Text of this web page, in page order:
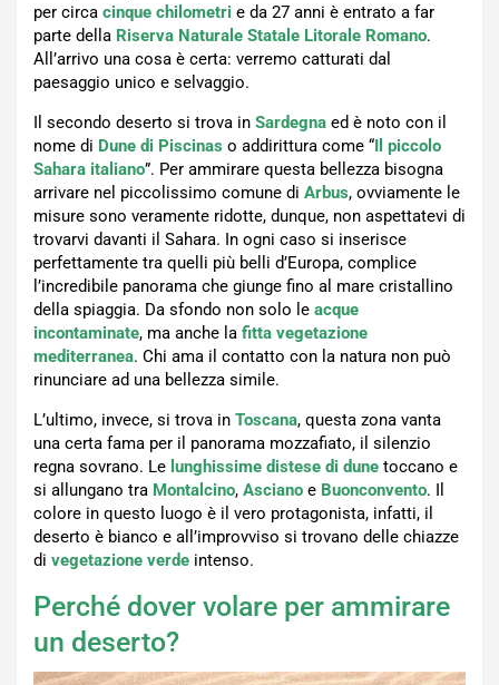
per circa cinque chilometri e da 27 anni è entrato a far
parte della Riserva Naturale Statale Litorale Romano.
All’arrivo una cosa è certa: verremo catturati dal
paesaggio unico e selvaggio.
Il secondo deserto si trova in Sardegna ed è noto con il
nome di Dune di Piscinas o addirittura come “Il piccolo
Sahara italiano”. Per ammirare questa bellezza bisogna
arrivare nel piccolissimo comune di Arbus, ovviamente le
misure sono veramente ridotte, dunque, non aspettatevi di
trovarvi davanti il Sahara. In ogni caso si inserisce
perfettamente tra quelli più belli d’Europa, complice
l’incredibile panorama che giunge fino al mare cristallino
della spiaggia. Da sfondo non solo le acque
incontaminate, ma anche la fitta vegetazione
mediterranea. Chi ama il contatto con la natura non può
rinunciare ad una bellezza simile.
L’ultimo, invece, si trova in Toscana, questa zona vanta
una certa fama per il panorama mozzafiato, il silenzio
regna sovrano. Le lunghissime distese di dune toccano e
si allungano tra Montalcino, Asciano e Buonconvento. Il
colore in questo luogo è il vero protagonista, infatti, il
deserto è bianco e all’improvviso si trovano delle chiazze
di vegetazione verde intenso.
Perché dover volare per ammirare
un deserto?